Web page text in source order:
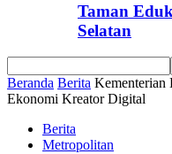
Taman
Selatan
Beranda Berita Kementerian
Ekonomi Kreator Digital
Berita
Metropolitan